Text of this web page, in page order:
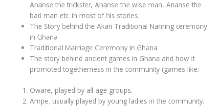
Ananse the trickster, Ananse the wise man, Ananse the
bad man etc. in most of his stories.
The Story behind the Akan Traditional Naming ceremony
in Ghana
Traditional Marriage Ceremony in Ghana
The story behind ancient games in Ghana and how it
promoted togetherness in the community (games like:
Oware, played by all age groups.
Ampe, usually played by young ladies in the community.